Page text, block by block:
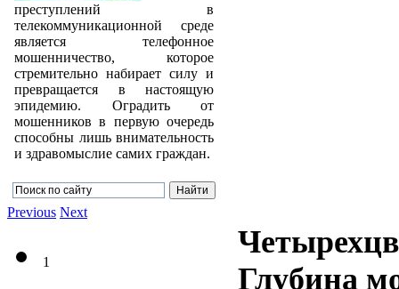
преступлений в
телекоммуникационной среде
является телефонное
мошенничество, которое
стремительно набирает силу и
превращается в настоящую
эпидемию. Оградить от
мошенников в первую очередь
способны лишь внимательность
и здравомыслие самих граждан.
Глубина
Previous Next
1